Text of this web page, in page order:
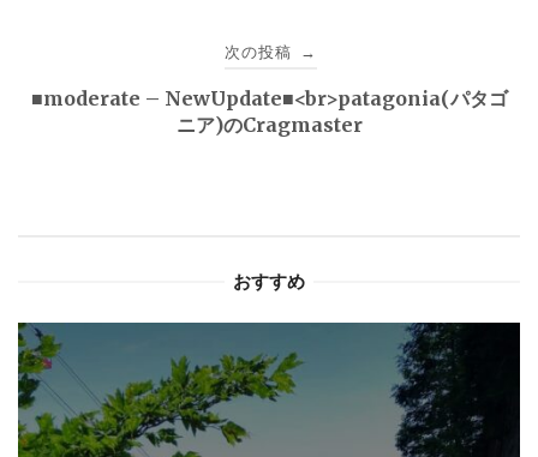
ゲ
次の投稿 →
■moderate – NewUpdate■<br>patagonia(パタゴ
ニア)のCragmaster
おすすめ